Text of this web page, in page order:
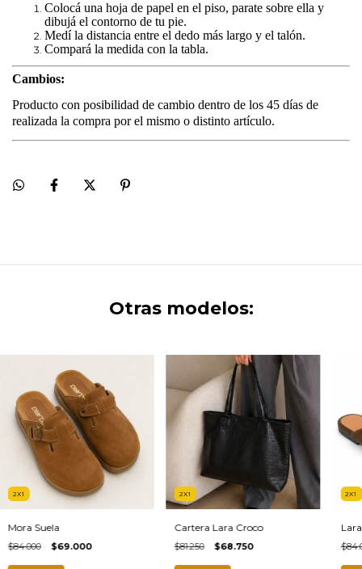
Colocá una hoja de papel en el piso, parate sobre ella y
dibujá el contorno de tu pie.
Medí la distancia entre el dedo más largo y el talón.
Compará la medida con la tabla.
Cambios:
Producto con posibilidad de cambio dentro de los 45 días de
realizada la compra por el mismo o distinto artículo.
Otras modelos:
2X1
Mora Suela
$84.000 $69.000
2X1
Cartera Lara Croco
$81.250 $68.750
2X1